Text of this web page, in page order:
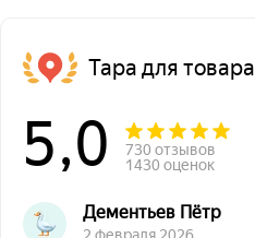
Тара для товара
5,0
730 отзывов
1430 оценок
Дементьев Пётр